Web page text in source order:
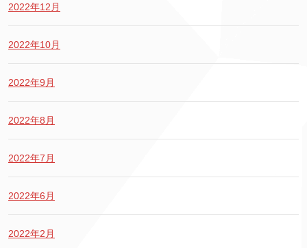
2022年12月
2022年10月
2022年9月
2022年8月
2022年7月
2022年6月
2022年2月